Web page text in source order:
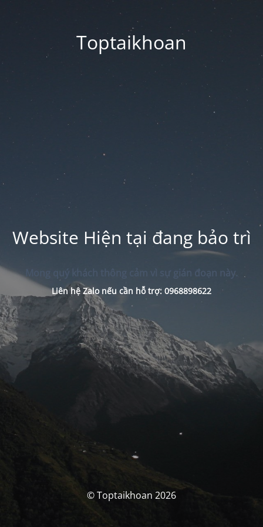
Toptaikhoan
Website Hiện tại đang bảo trì
Mong quý khách thông cảm vì sự gián đoạn này.
Liên hệ Zalo nếu cần hỗ trợ: 0968898622
© Toptaikhoan 2026